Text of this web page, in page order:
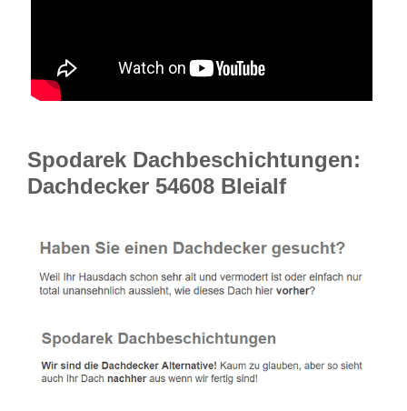
Spodarek Dachbeschichtungen:
Dachdecker 54608 Bleialf